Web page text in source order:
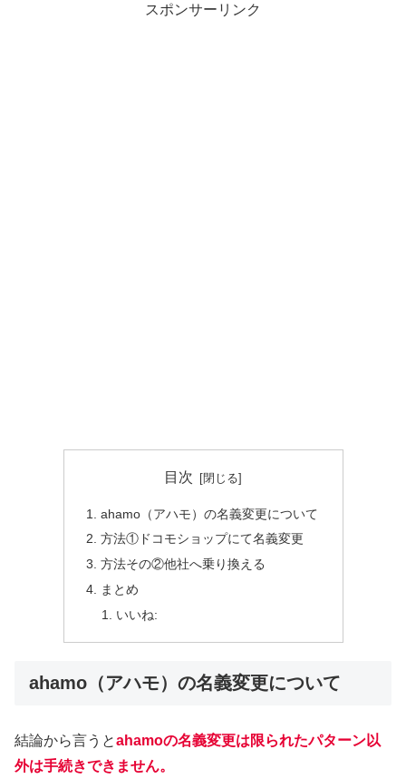
スポンサーリンク
目次
ahamo（アハモ）の名義変更について
方法①ドコモショップにて名義変更
方法その②他社へ乗り換える
まとめ
いいね:
ahamo（アハモ）の名義変更について
結論から言うとahamoの名義変更は限られたパターン以
外は手続きできません。